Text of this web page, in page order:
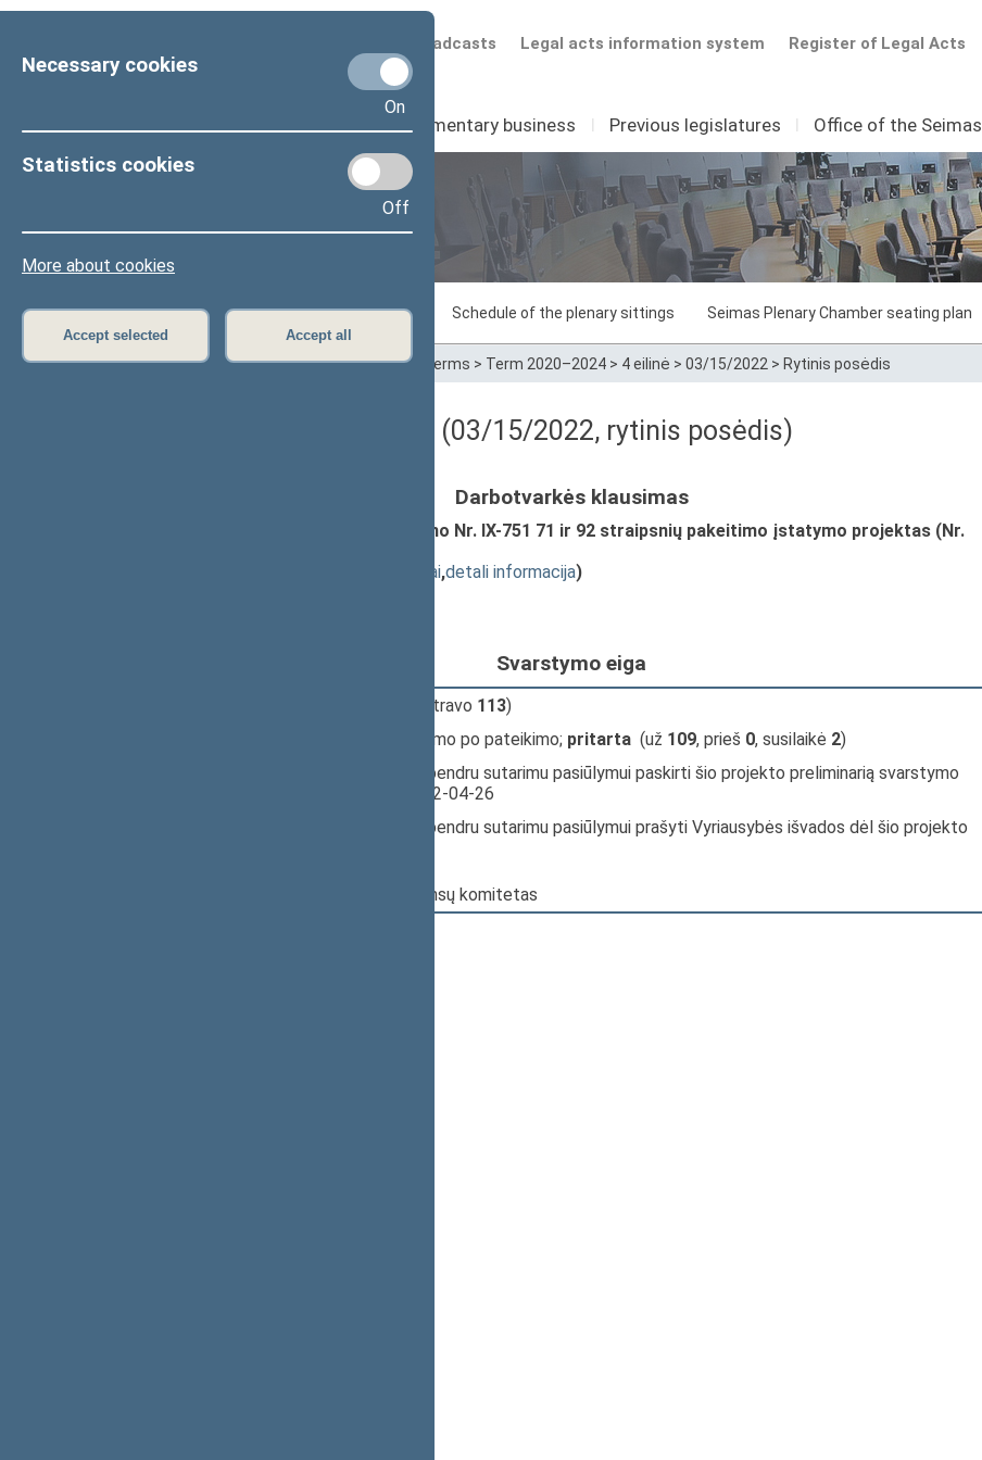
Necessary cookies
On
Statistics cookies
Off
More about cookies
Accept selected Accept all
Register of Legal Acts
Legal acts information system
Scheduled broadcasts
Seimas I Parliamentary business I Previous legislatures I Office of the Seimas
Sitting in progress Plenary sittings Schedule of the plenary sittings Seimas Plenary Chamber seating plan
Home>Plenary sittings>Parliamentary terms > Term 2020–2024 > 4 eilinė > 03/15/2022 > Rytinis posėdis
Darbotvarkės klausimas (03/15/2022, rytinis posėdis)
Darbotvarkės klausimas
Pridėtinės vertės mokesčio įstatymo Nr. IX-751 71 ir 92 straipsnių pakeitimo įstatymo projektas (Nr.
susiję dokumentai,detali informacija)
Svarstymo eiga
(užsiregistravo 113)
dėl pritarimo po pateikimo; pritarta (už 109, prieš 0, susilaikė 2)
Įvyko balsavimas. Pritarta bendru sutarimu pasiūlymui paskirti šio projekto preliminarią svarstymo
Seimo posėdyje datą - 2022-04-26
Įvyko balsavimas. Pritarta bendru sutarimu pasiūlymui prašyti Vyriausybės išvados dėl šio projekto
Pagrindinis: Biudžeto ir finansų komitetas